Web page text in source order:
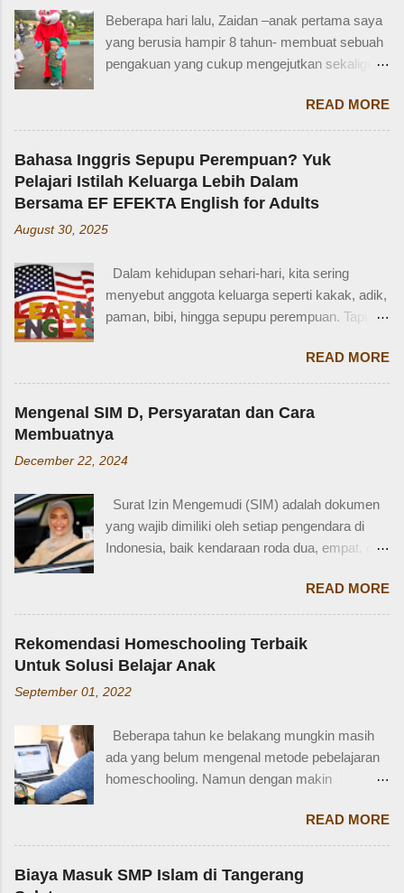
Beberapa hari lalu, Zaidan –anak pertama saya
yang berusia hampir 8 tahun- membuat sebuah
pengakuan yang cukup mengejutkan sekaligus
Zaidan: “Mi, waktu kakak kecil, kakak pernah
ditinggal beli sayur sama mba. Waktu itu
kakaknya lagi tidur. Terus kakak nangis. Sama
tetangga, kakak diajak main dan dipinjami
mainan.” Saya langsung memberondong Zaidan
dengan berbagai pertanyaan. Mbak yang
mana? Tetangga yang mana? Kejadiannya
tidak ingat detailnya. Ayau, mungkin juga dia
terkejut juga dengan reaksi saya. Bagaimana
tidak terkejut. Saya taksir usia Zaidan sekitar
Zaidan duduk di bangku TK, saya sudah tidak
bekerja di luar rumah. Meniggalkan anak usia
segitu, sendiri di rumah, tentu saja saya terkejut.
Memang beli sayur tak lama, 5 atau 10 menit
mungkin selesai kalau tidak antri. Tapi,
orang yang punya kese...
READ MORE
Bahasa Inggris Sepupu Perempuan? Yuk
Pelajari Istilah Keluarga Lebih Dalam
Bersama EF EFEKTA English for Adults
August 30, 2025
Dalam kehidupan sehari-hari, kita sering
menyebut anggota keluarga seperti kakak, adik,
paman, bibi, hingga sepupu perempuan. Tapi
bahasa Inggris? Salah satu contoh yang
menarik adalah bahasa Inggris sepupu
perempuan . Banyak orang mungkin tahu kata
"cousin", tapi tahukah kamu bahwa sepupu
female cousin? Memahami kosakata keluarga
percakapan santai, tetapi juga saat menulis,
traveling, bahkan dalam lingkungan kerja
internasional. Mengenal istilah keluarga akan
memperkenalkan diri atau menceritakan silsilah
keluarga. Contohnya, dalam bahasa Inggris:
Ayah = Father Ibu = Mother Kakak laki-laki =
Older brother Adik perempuan = Younger sister
Paman = Uncle Bibi = Aunt Sepupu perempuan
Seringkali, kita hanya menggunakan "cousin"
tanpa membed...
READ MORE
Mengenal SIM D, Persyaratan dan Cara
Membuatnya
December 22, 2024
Surat Izin Mengemudi (SIM) adalah dokumen
yang wajib dimiliki oleh setiap pengendara di
Indonesia, baik kendaraan roda dua, empat, dan
salah satunya adalah SIM D. Karena tidak
terlalu populer, banyak yang bertanya SIM D
untuk pengendara apa ya? Mengenal SIM D,
Persayaratan dan Cara Membuatnya
Berdasarkan webstite resmi humas.polri.go.id,
SIM D khusus dibuat untuk pengendara dengan
Disabiltas juga adalah manusia biasa yang
berhak berkendara untuk melakukan
aktifitasnya seperti mencari nafkah, menuntut
memfasilitasi dengan SIM khusus sesuai
dengan yang dibutuhkan. SIM D yang berlaku di
Indonesia dibagi menjadi dua macam yaitu SIM
READ MORE
Rekomendasi Homeschooling Terbaik
Untuk Solusi Belajar Anak
September 01, 2022
Beberapa tahun ke belakang mungkin masih
ada yang belum mengenal metode pebelajaran
homeschooling. Namun dengan makin
ini, homeschooling jadi makin dikenal dan
bahkan diminati. Homeschooling merupakan
salah satu metode belajar yang sudah mulai tak
asing sekarang dan menjadi pilihan sebagian
READ MORE
Biaya Masuk SMP Islam di Tangerang